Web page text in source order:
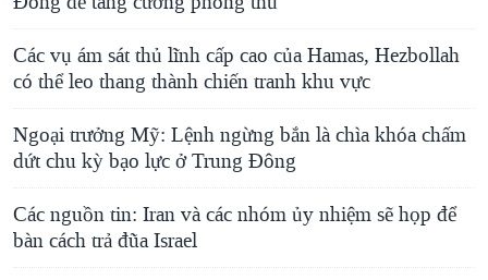
Các vụ ám sát thủ lĩnh cấp cao của Hamas, Hezbollah
có thể leo thang thành chiến tranh khu vực
Ngoại trưởng Mỹ: Lệnh ngừng bắn là chìa khóa chấm
dứt chu kỳ bạo lực ở Trung Đông
Các nguồn tin: Iran và các nhóm ủy nhiệm sẽ họp để
bàn cách trả đũa Israel